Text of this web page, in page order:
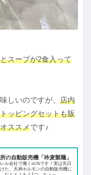
スープが2食入って
しいのですが、 店内
ッピングセットも販
ススメです♪
の自動販売機「吟麦製麺」
ル会社で働くochiです！実は先日
た、天神ホルモンの自動販売機に